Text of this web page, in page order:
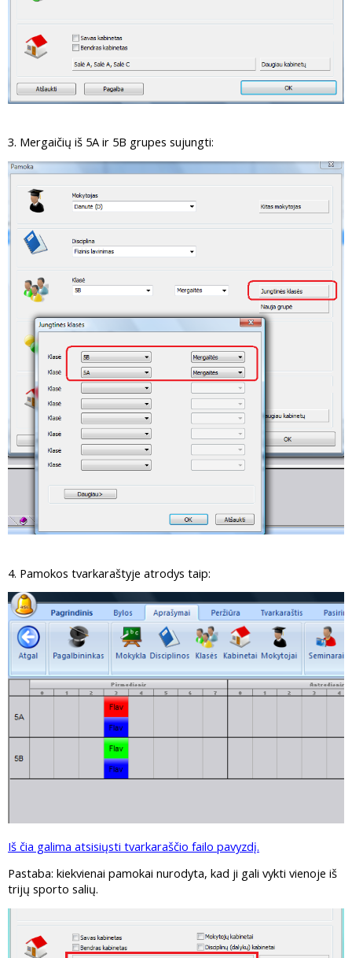
3. Mergaičių iš 5A ir 5B grupes sujungti:
4. Pamokos tvarkaraštyje atrodys taip:
Iš čia galima atsisiųsti tvarkaraščio failo pavyzdį.
Pastaba: kiekvienai pamokai nurodyta, kad ji gali vykti vienoje iš
trijų sporto salių.